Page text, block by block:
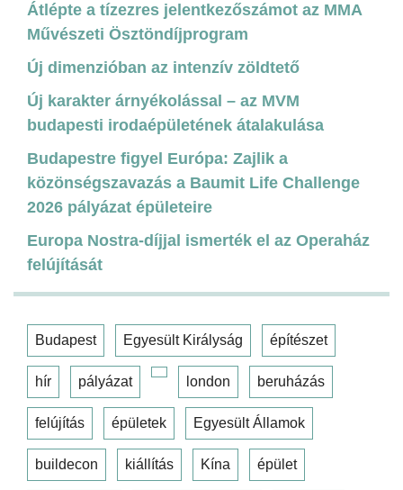
Átlépte a tízezres jelentkezőszámot az MMA
Művészeti Ösztöndíjprogram
Új dimenzióban az intenzív zöldtető
Új karakter árnyékolással – az MVM
budapesti irodaépületének átalakulása
Budapestre figyel Európa: Zajlik a
közönségszavazás a Baumit Life Challenge
2026 pályázat épületeire
Europa Nostra-díjjal ismerték el az Operaház
felújítását
Budapest Egyesült Királyság építészet
hír pályázat london beruházás
felújítás épületek Egyesült Államok
buildecon kiállítás Kína épület